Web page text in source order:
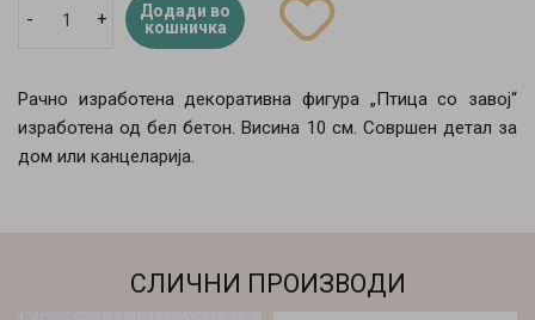
- +
Додади во
кошничка
Рачно изработена декоративна фигура „Птица со завој“
изработена од бел бетон. Висина 10 см. Совршен детал за
дом или канцеларија.
СЛИЧНИ ПРОИЗВОДИ